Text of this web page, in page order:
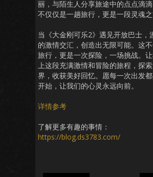
丽，与陌生人分享旅途中的点点滴
不仅仅是一趟旅行，更是一段灵魂之
当《大金刚可乐2》遇见开放巴士，
的激情交汇，创造出无限可能。这
旅行，更是一次探险，一场挑战。
上这段充满激情和冒险的旅程，探
界，收获美好回忆。愿每一次出发
开始，让我们的心灵永远向前。
详情参考
了解更多有趣的事情：
https://blog.ds3783.com/